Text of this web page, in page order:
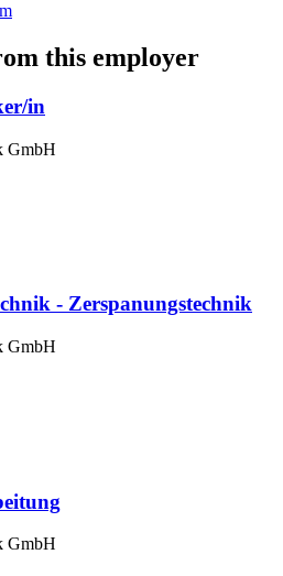
this employer
in
GmbH
- Zerspanungstechnik
GmbH
GmbH